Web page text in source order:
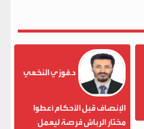
د.فوزي النخعي
الإنصاف قبل الأحكام أعطوا
مختار الرباش فرصة ليعمل